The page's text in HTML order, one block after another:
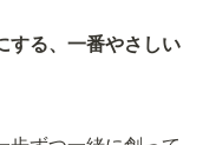
する、一番やさしい